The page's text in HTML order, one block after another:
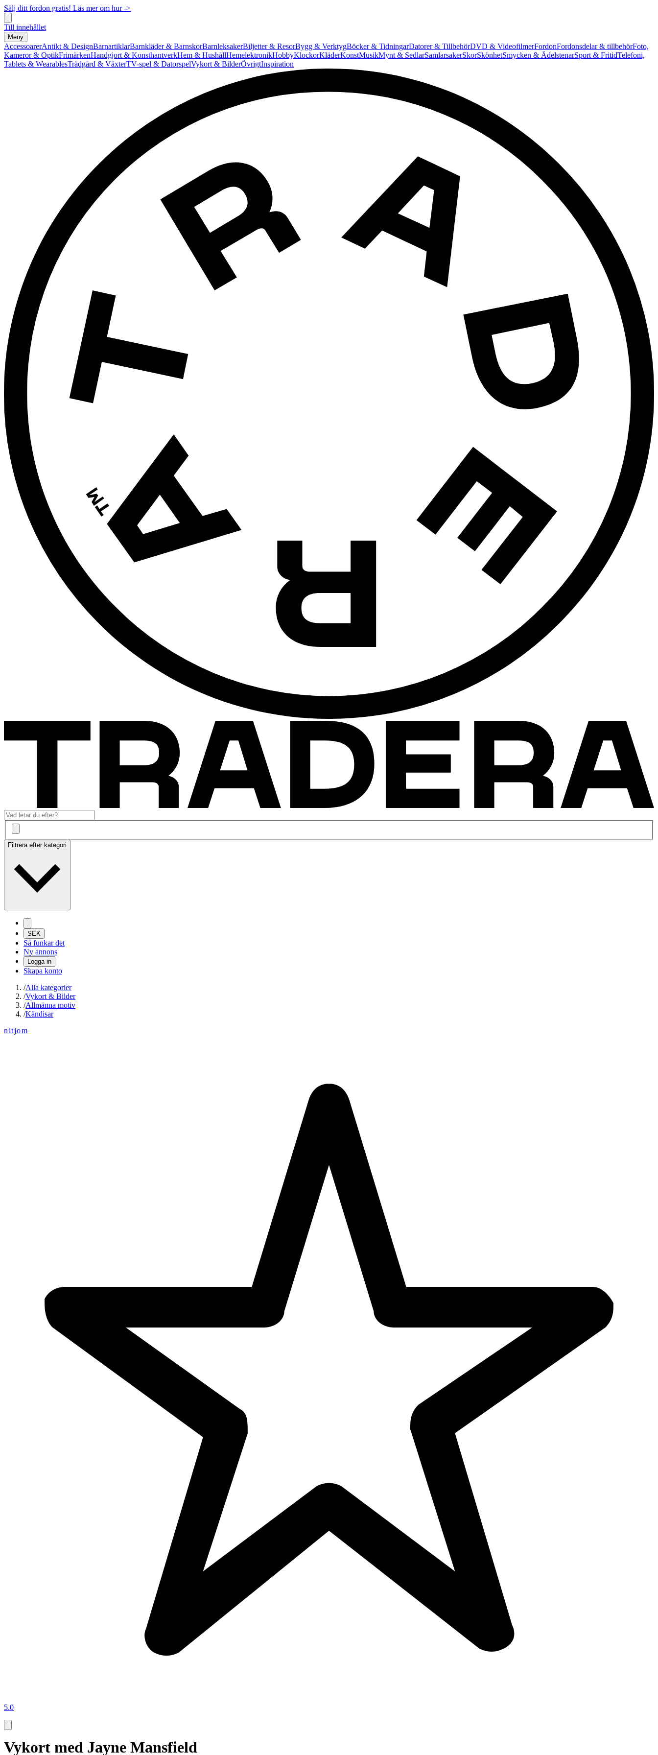
Sälj ditt fordon gratis! Läs mer om hur ->
Till innehållet
Meny
AccessoarerAntikt & DesignBarnartiklarBarnkläder & BarnskorBarnleksakerBiljetter & ResorBygg & VerktygBöcker & TidningarDatorer & TillbehörDVD & VideofilmerFordonFordonsdelar & tillbehörFoto,
Kameror & OptikFrimärkenHandgjort & KonsthantverkHem & HushållHemelektronikHobbyKlockorKläderKonstMusikMynt & SedlarSamlarsakerSkorSkönhetSmycken & ÄdelstenarSport & FritidTelefoni,
Tablets & WearablesTrädgård & VäxterTV-spel & DatorspelVykort & BilderÖvrigtInspiration
Filtrera efter kategori
SEK
Så funkar det
Ny annons
Logga in
Skapa konto
/Alla kategorier
/Vykort & Bilder
/Allmänna motiv
/Kändisar
nitjom
5.0
Vykort med Jayne Mansfield